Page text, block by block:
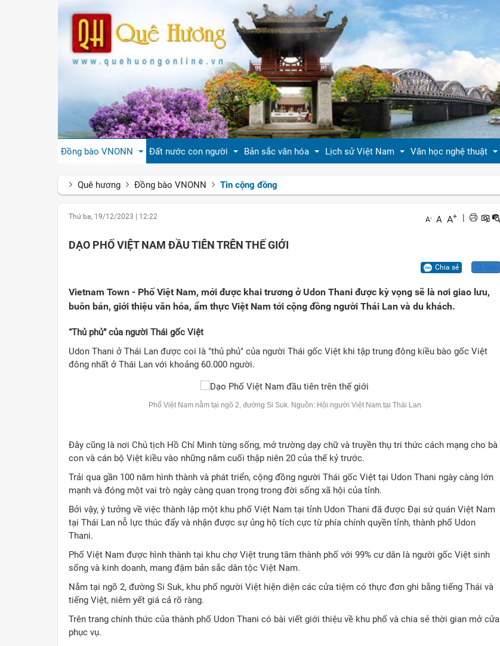
Đồng bào VNONN
Trang văn học nghệ thuật
Triệu trái tim nhân ái hướng về Tổ quốc
Đất nước con người
Sự thật và chân lý không thể đảo ngược
Bản sắc văn hóa
Giải thích thành ngữ - tục ngữ
Cổ học tinh hoa
Lịch sử Việt Nam Văn học nghệ thuật
Ca dao tục ngữ
Tiểu thuyết
Quê hương Đồng bào VNONN Tin cộng đồng
Thứ ba, 19/12/2023 12:22 A- A A+
DẠO PHỐ VIỆT NAM ĐẦU TIÊN TRÊN THẾ GIỚI
Chia sẻ Lưu
Vietnam Town - Phố Việt Nam, mới được khai trương ở Udon Thani được kỳ vọng sẽ là nơi giao lưu,
buôn bán, giới thiệu văn hóa, ẩm thực Việt Nam tới cộng đồng người Thái Lan và du khách.
“Thủ phủ” của người Thái gốc Việt
Udon Thani ở Thái Lan được coi là "thủ phủ" của người Thái gốc Việt khi tập trung đông kiều bào gốc Việt
đông nhất ở Thái Lan với khoảng 60.000 người.
Phố Việt Nam nằm tại ngõ 2, đường Si Suk. Nguồn: Hội người Việt Nam tại Thái Lan
Đây cũng là nơi Chủ tịch Hồ Chí Minh từng sống, mở trường dạy chữ và truyền thụ tri thức cách mạng cho bà
con và cán bộ Việt kiều vào những năm cuối thập niên 20 của thế kỷ trước.
Trải qua gần 100 năm hình thành và phát triển, cộng đồng người Thái gốc Việt tại Udon Thani ngày càng lớn
mạnh và đóng một vai trò ngày càng quan trọng trong đời sống xã hội của tỉnh.
Bởi vậy, ý tưởng về việc thành lập một khu phố Việt Nam tại tỉnh Udon Thani đã được Đại sứ quán Việt Nam
tại Thái Lan nỗ lực thúc đẩy và nhận được sự ủng hộ tích cực từ phía chính quyền tỉnh, thành phố Udon
Thani.
Phố Việt Nam được hình thành tại khu chợ Việt trung tâm thành phố với 99% cư dân là người gốc Việt sinh
sống và kinh doanh, mang đậm bản sắc dân tộc Việt Nam.
Nằm tại ngõ 2, đường Si Suk, khu phố người Việt hiện diện các cửa tiệm có thực đơn ghi bằng tiếng Thái và
tiếng Việt, niêm yết giá cả rõ ràng.
Trên trang chính thức của thành phố Udon Thani có bài viết giới thiệu về khu phố và chia sẻ thời gian mở cửa
phục vụ.